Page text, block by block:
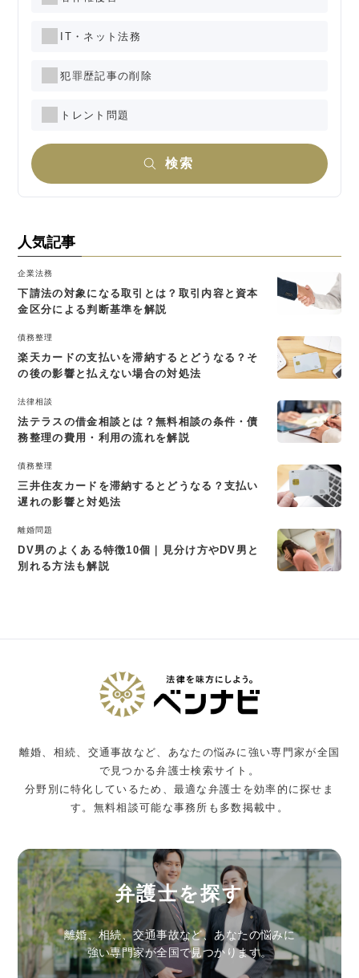
IT・ネット法務
犯罪歴記事の削除
トレント問題
検索
人気記事
企業法務
下請法の対象になる取引とは？取引内容と資本
金区分による判断基準を解説
債務整理
楽天カードの支払いを滞納するとどうなる？そ
の後の影響と払えない場合の対処法
法律相談
法テラスの借金相談とは？無料相談の条件・債
務整理の費用・利用の流れを解説
債務整理
三井住友カードを滞納するとどうなる？支払い
遅れの影響と対処法
離婚問題
DV男のよくある特徴10個｜見分け方やDV男と
別れる方法も解説
離婚、相続、交通事故など、あなたの悩みに強い専門家が全国
で見つかる弁護士検索サイト。
分野別に特化しているため、最適な弁護士を効率的に探せま
す。無料相談可能な事務所も多数掲載中。
弁護士を探す
離婚、相続、交通事故など、あなたの悩みに
強い専門家が全国で見つかります。